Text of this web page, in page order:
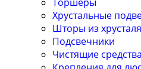
Хрустальные
Шторы из хрусталя
Подсвечники
Чистящие средства